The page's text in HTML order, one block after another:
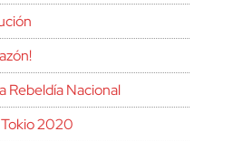
Rebeldía Nacional
2020